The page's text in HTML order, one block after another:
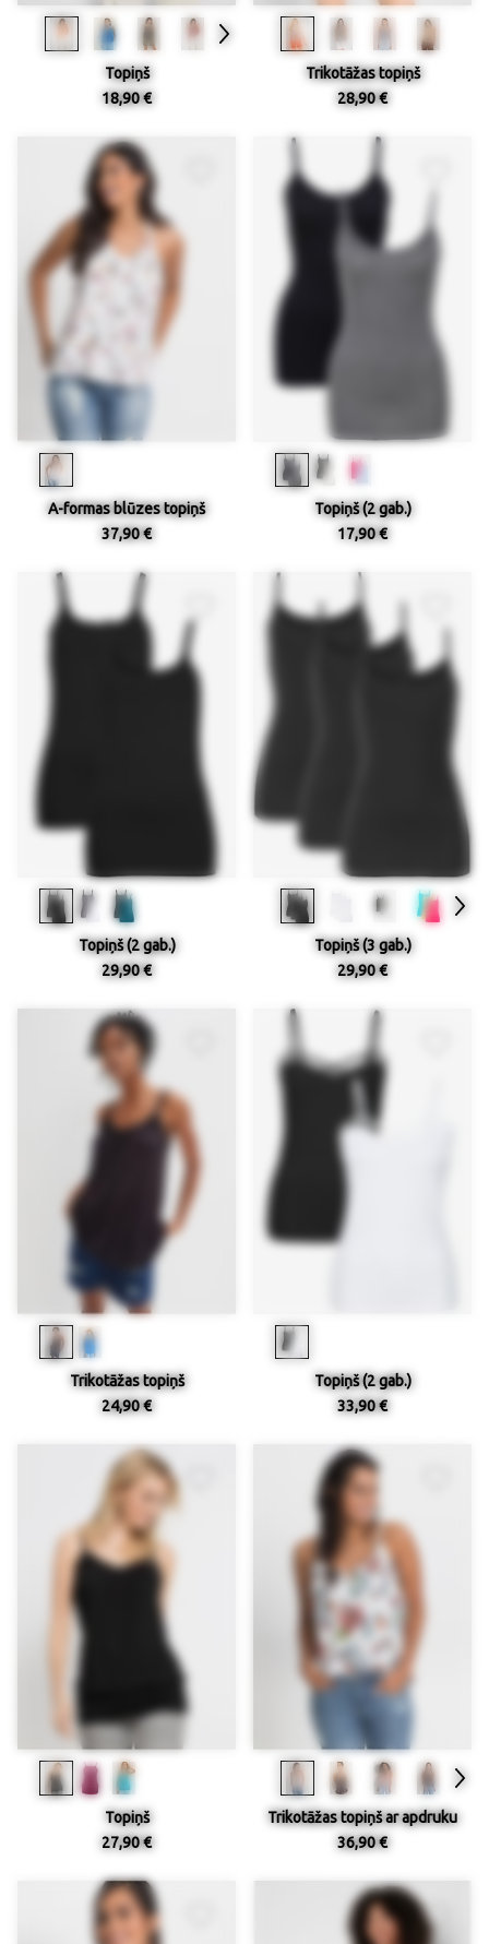
Topiņš
18,90 €
Trikotāžas topiņš
28,90 €
A-formas blūzes topiņš
37,90 €
Topiņš (2 gab.)
17,90 €
Topiņš (2 gab.)
29,90 €
Topiņš (3 gab.)
29,90 €
Trikotāžas topiņš
24,90 €
Topiņš (2 gab.)
33,90 €
Topiņš
27,90 €
Trikotāžas topiņš ar apdruku
36,90 €